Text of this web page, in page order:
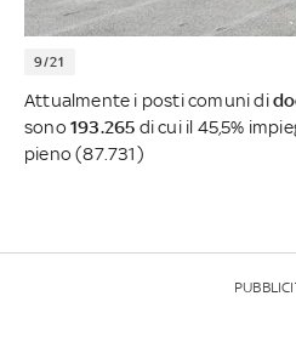
9/21
Attualmente i posti comuni di
sono 193.265 di cui il 45,5%
pieno (87.731)